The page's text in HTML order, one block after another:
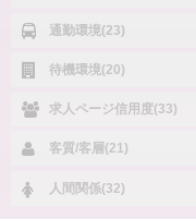
通勤環境(23)
待機環境(20)
求人ページ信用度(33)
客質/客層(21)
人間関係(32)